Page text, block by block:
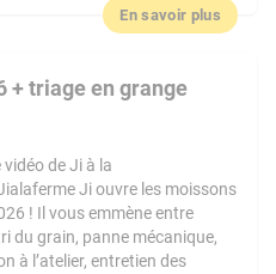
En savoir plus
+ triage en grange
vidéo de Ji à la
Ji ouvre les moissons
! Il vous emmène entre
du grain, panne mécanique,
à l’atelier, entretien des